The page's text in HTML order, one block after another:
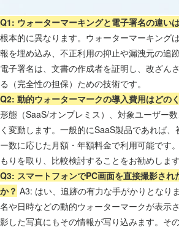
Q1: ウォーターマーキングと電子署名の違い
根本的に異なります。ウォーターマーキング
報を埋め込み、不正利用の抑止や漏洩元の追
電子署名は、文書の作成者を証明し、改ざん
る（完全性の担保）ための技術です。
Q2: 動的ウォーターマークの導入費用はどの
形態（SaaS/オンプレミス）、対象ユーザー
く変動します。一般的にSaaS製品であれば
ー数に応じた月額・年額料金で利用可能です
もりを取り、比較検討することをお勧めします
Q3: スマートフォンでPC画面を直接撮影され
か？ A3: はい、追跡の有力な手がかりとなり
名や日時などの動的ウォーターマークが表示
影した写真にもその情報が写り込みます。そ